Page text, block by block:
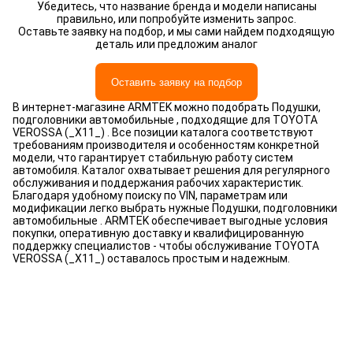
Убедитесь, что название бренда и модели написаны
правильно, или попробуйте изменить запрос.
Оставьте заявку на подбор, и мы сами найдем подходящую
деталь или предложим аналог
Оставить заявку на подбор
В интернет-магазине ARMTEK можно подобрать Подушки,
подголовники автомобильные , подходящие для TOYOTA
VEROSSA (_X11_) . Все позиции каталога соответствуют
требованиям производителя и особенностям конкретной
модели, что гарантирует стабильную работу систем
автомобиля. Каталог охватывает решения для регулярного
обслуживания и поддержания рабочих характеристик.
Благодаря удобному поиску по VIN, параметрам или
модификации легко выбрать нужные Подушки, подголовники
автомобильные . ARMTEK обеспечивает выгодные условия
покупки, оперативную доставку и квалифицированную
поддержку специалистов - чтобы обслуживание TOYOTA
VEROSSA (_X11_) оставалось простым и надежным.